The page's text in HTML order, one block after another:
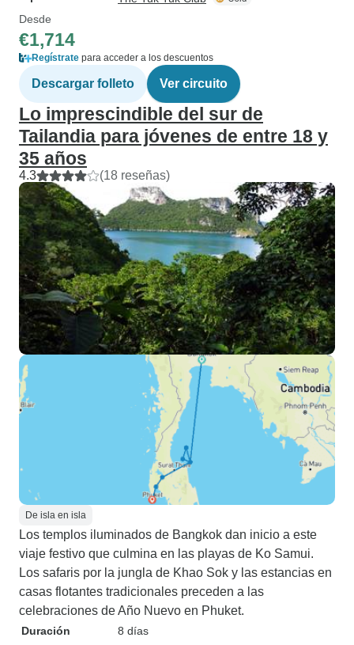
Desde
€1,714
Regístrate para acceder a los descuentos
Descargar folleto Ver circuito
Lo imprescindible del sur de
Tailandia para jóvenes de entre 18 y
35 años
4.3 (18 reseñas)
De isla en isla
Los templos iluminados de Bangkok dan inicio a este
viaje festivo que culmina en las playas de Ko Samui.
Los safaris por la jungla de Khao Sok y las estancias en
casas flotantes tradicionales preceden a las
celebraciones de Año Nuevo en Phuket.
Duración
8 días